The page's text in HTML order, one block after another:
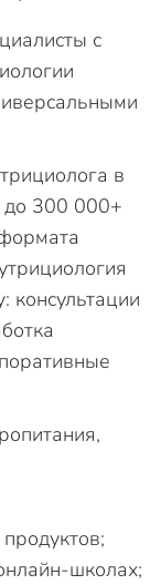
с
в
до 300 000+
консультации
школах;